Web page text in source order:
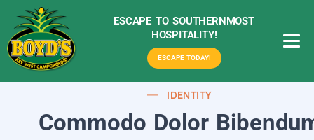
ESCAPE TO SOUTHERNMOST
HOSPITALITY!
ESCAPE TODAY!
IDENTITY
Commodo Dolor